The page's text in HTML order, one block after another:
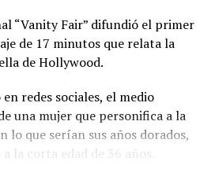
el ranking semanal todo el mes
“Spider-Man: Un nuevo día”. Es
de 2026.
: Se ubicó en el segundo
entradas vendidas durante sus
en cartel tras estrenarse el 2 de
de la marca de sus predecesoras
“Vanity Fair” difundió el primer
de 17 minutos que relata la
de Hollywood.
redes sociales, el medio
una mujer que personifica a la
lo que serían sus años dorados,
la corta edad de 36 años.